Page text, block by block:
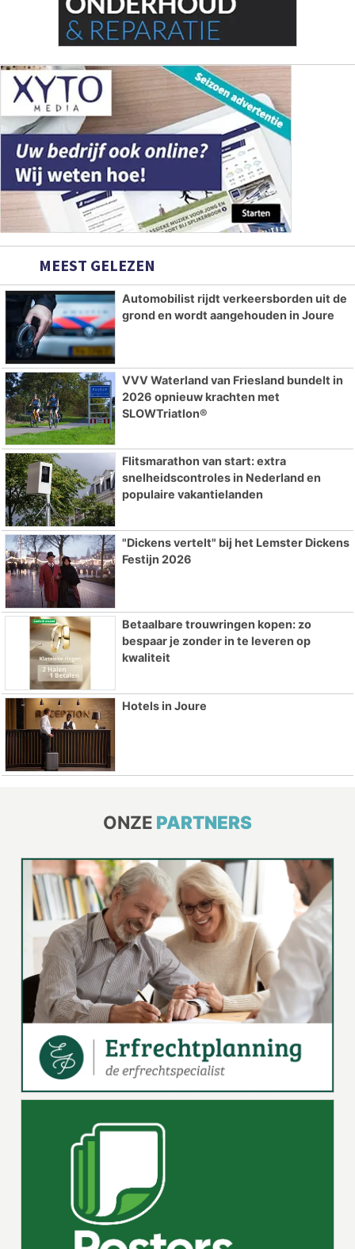
MEEST GELEZEN
Automobilist rijdt verkeersborden uit de
grond en wordt aangehouden in Joure
VVV Waterland van Friesland bundelt in
2026 opnieuw krachten met
SLOWTriatlon®
Flitsmarathon van start: extra
snelheidscontroles in Nederland en
populaire vakantielanden
"Dickens vertelt" bij het Lemster Dickens
Festijn 2026
Betaalbare trouwringen kopen: zo
bespaar je zonder in te leveren op
kwaliteit
Hotels in Joure
ONZE PARTNERS